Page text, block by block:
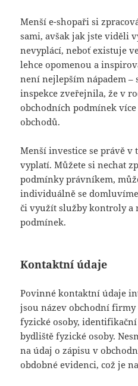
Menší e-shopaři si
sami, avšak jak jste viděli
nevyplácí, neboť existuje
lehce opomenou a
není nejlepším nápadem –
inspekce zveřejnila, že v
obchodních podmínek
obchodů.
Menší investice se právě v
vyplatí. Můžete si nechat
podmínky právníkem,
individuálně se
či využít služby kontroly a
podmínek.
Kontaktní údaje
Povinné kontaktní údaje
jsou název obchodní
fyzické osoby,
bydliště fyzické osoby.
na údaj o zápisu v
obdobné evidenci, což je